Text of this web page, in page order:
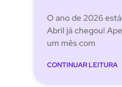
O ano de 2026
Abril já chegou!
um mês com
CONTINUAR LEITURA